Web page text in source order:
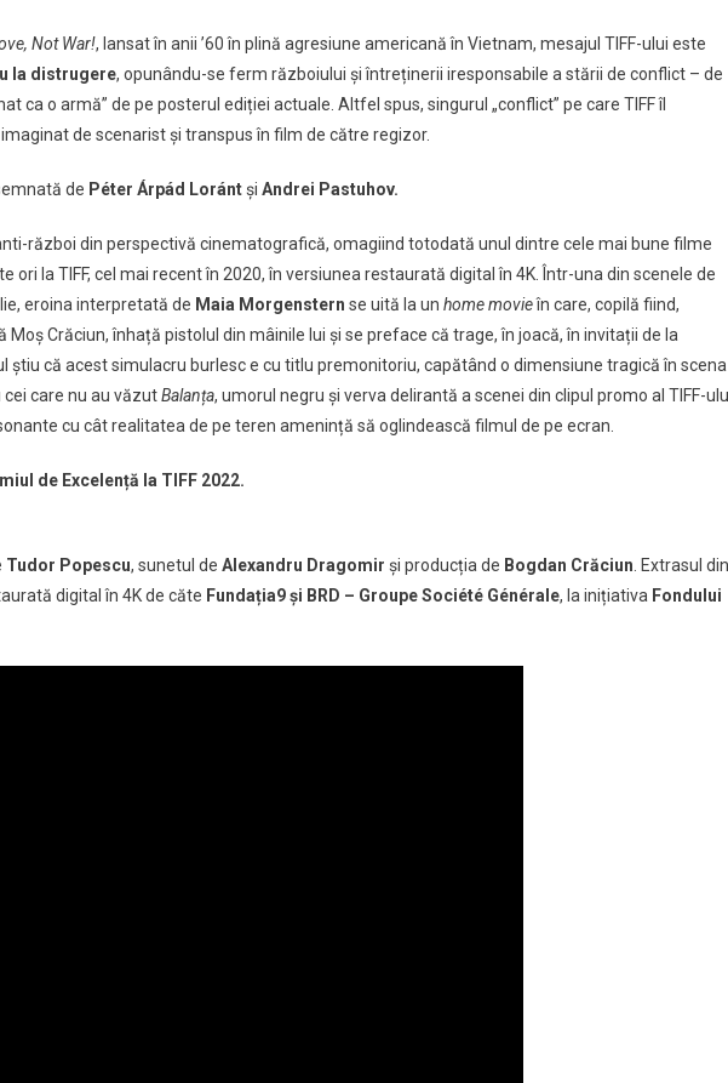
Make
Films,
Not
War
Not War!, lansat în anii ’60 în plină agresiune americană în Vietnam, mesajul TIFF-ului este
la distrugere, opunându-se ferm războiului și întreținerii iresponsabile a stării de conflict – de
ca o armă” de pe posterul ediției actuale. Altfel spus, singurul „conflict” pe care TIFF îl
de scenarist și transpus în film de către regizor.
de Péter Árpád Lorántși Andrei Pastuhov.
război din perspectivă cinematografică, omagiind totodată unul dintre cele mai bune filme
la TIFF, cel mai recent în 2020, în versiunea restaurată digital în 4K. Într-una din scenele de
eroina interpretată de Maia Morgenstern se uită la un home movieîn care, copilă fiind,
Moș Crăciun, înhață pistolul din mâinile lui și se preface că trage, în joacă, în invitații de la
știu că acest simulacru burlesc e cu titlu premonitoriu, capătând o dimensiune tragică în scena
care nu au văzutBalanța, umorul negru și verva delirantă a scenei din clipul promo al TIFF-
cu cât realitatea de pe teren amenință să oglindească filmul de pe ecran.
de Excelență la TIFF 2022.
Tudor Popescu, sunetul de Alexandru Dragomir și producția de Bogdan Crăciun Extrasul din
digital în 4K de căte Fundația9 și BRD – Groupe Société Générale, la inițiativa Fondului